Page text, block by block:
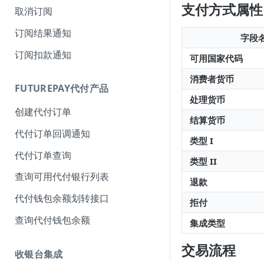
取消订阅
订阅结果通知
订阅扣款通知
FUTUREPAY代付产品
创建代付订单
代付订单回调通知
代付订单查询
查询可用代付银行列表
代付钱包余额划转接口
查询代付钱包余额
收银台集成
支付方式属性
字段
可用国家代码
消费者货币
处理货币
结算货币
类型 I
类型 II
退款
拒付
集成类型
交易流程